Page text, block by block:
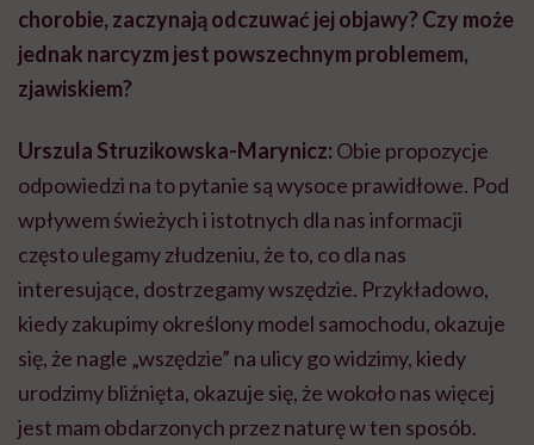
chorobie, zaczynają odczuwać jej objawy? Czy może
jednak narcyzm jest powszechnym problemem,
zjawiskiem?
Urszula Struzikowska-Marynicz: Obie propozycje
odpowiedzi na to pytanie są wysoce prawidłowe. Pod
wpływem świeżych i istotnych dla nas informacji
często ulegamy złudzeniu, że to, co dla nas
interesujące, dostrzegamy wszędzie. Przykładowo,
kiedy zakupimy określony model samochodu, okazuje
się, że nagle „wszędzie” na ulicy go widzimy, kiedy
urodzimy bliźnięta, okazuje się, że wokoło nas więcej
jest mam obdarzonych przez naturę w ten sposób.